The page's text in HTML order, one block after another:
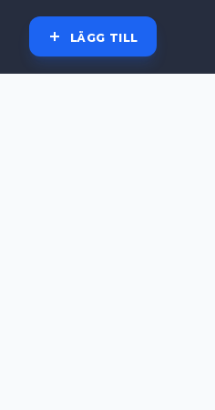
LÄGG TILL